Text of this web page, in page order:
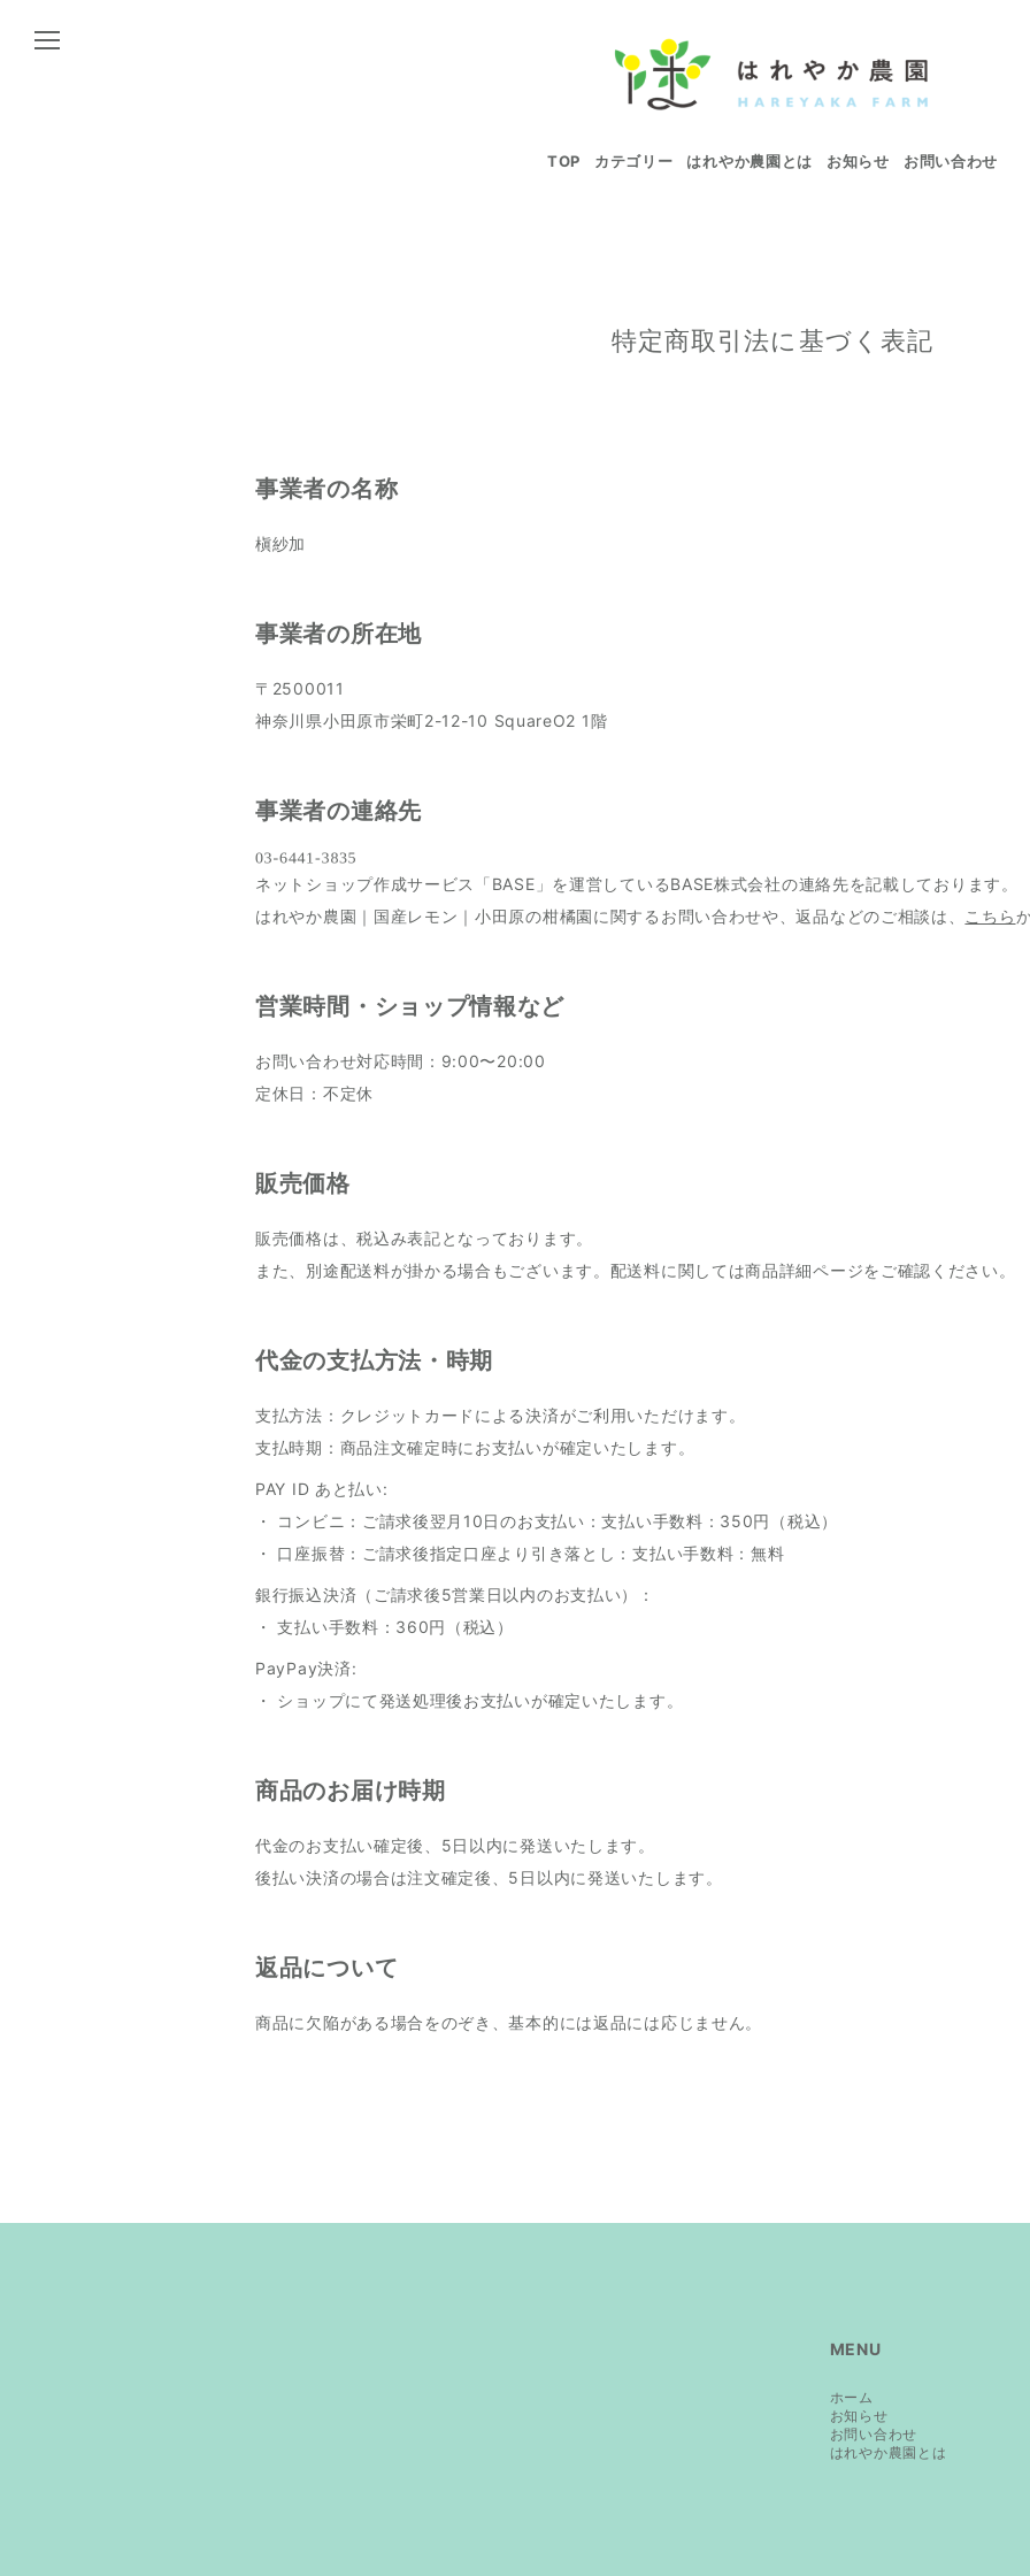
TOP カテゴリー はれやか農園とは お知らせ お問い合わせ
特定商取引法に基づく表記
事業者の名称
槇紗加
事業者の所在地
〒2500011
神奈川県小田原市栄町2-12-10 SquareO2 1階
事業者の連絡先
ネットショップ作成サービス「BASE」を運営しているBASE株式会社の連絡先を記載しております。
はれやか農園｜国産レモン｜小田原の柑橘園に関するお問い合わせや、返品などのご相談は、 こちら
営業時間・ショップ情報など
お問い合わせ対応時間：9:00〜20:00
定休日：不定休
販売価格
販売価格は、税込み表記となっております。
また、別途配送料が掛かる場合もございます。配送料に関しては商品詳細ページをご確認ください。
代金の支払方法・時期
支払方法：クレジットカードによる決済がご利用いただけます。
支払時期：商品注文確定時にお支払いが確定いたします。
PAY ID あと払い:
・ コンビニ：ご請求後翌月10日のお支払い：支払い手数料：350円（税込）
・ 口座振替：ご請求後指定口座より引き落とし：支払い手数料：無料
銀行振込決済（ご請求後5営業日以内のお支払い）：
・ 支払い手数料：360円（税込）
PayPay決済:
・ ショップにて発送処理後お支払いが確定いたします。
商品のお届け時期
代金のお支払い確定後、5日以内に発送いたします。
後払い決済の場合は注文確定後、5日以内に発送いたします。
返品について
商品に欠陥がある場合をのぞき、基本的には返品には応じません。
MENU
ホーム
お知らせ
お問い合わせ
はれやか農園とは